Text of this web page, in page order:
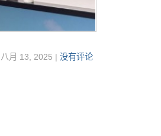
八月 13, 2025 | 没有评论